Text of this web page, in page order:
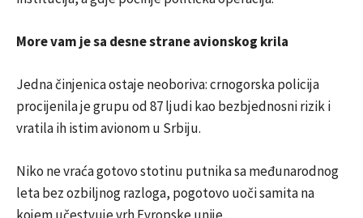
More vam je sa desne strane avionskog krila
Jedna činjenica ostaje neoboriva: crnogorska policija
procijenila je grupu od 87 ljudi kao bezbjednosni rizik i
vratila ih istim avionom u Srbiju.
Niko ne vraća gotovo stotinu putnika sa međunarodnog
leta bez ozbiljnog razloga, pogotovo uoči samita na
kojem učestvuje vrh Evropske unije.